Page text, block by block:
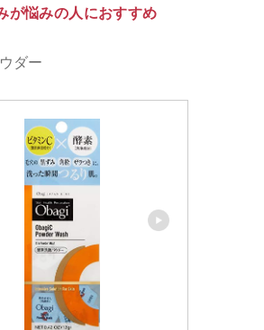
が悩みの人におすすめ
ダー